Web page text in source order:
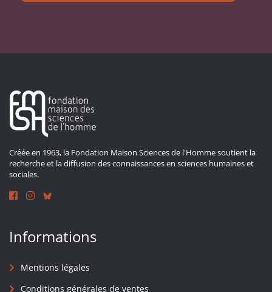
Créée en 1963, la Fondation Maison Sciences de l'Homme soutient la
recherche et la diffusion des connaissances en sciences humaines et
sociales.
Informations
Mentions légales
Conditions générales de ventes